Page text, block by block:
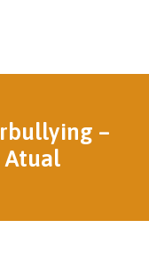
–
Atual